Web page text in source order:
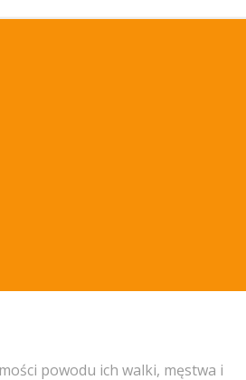
powodu ich walki, męstwa i